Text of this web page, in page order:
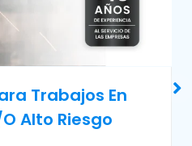
Ocupacional De
Laboral